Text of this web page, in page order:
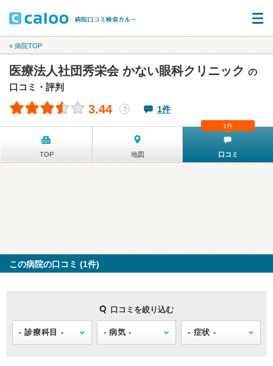
« 病院TOP
医療法人社団秀栄会 かない眼科クリニック の
口コミ・評判
3.44 ？ 1件
TOP 地図 口コミ
1件
この病院の口コミ (1件)
口コミを絞り込む